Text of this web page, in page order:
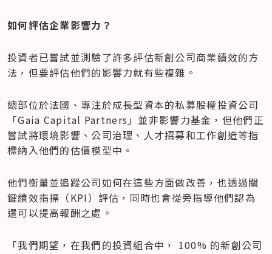
如何評估企業影響力？
投資者已嘗試並測驗了許多評估新創公司商業績效的方
法，但要評估他們的影響力就有些複雜。
總部位於法國、專注於成長型資本的私募股權投資公司
「Gaia Capital Partners」並非影響力基金，但他們正
嘗試將環境影響、公司治理、人才招募和工作創造等指
標納入他們的估價模型中。
他們衡量並追蹤公司如何在這些方面做改善，也透過關
鍵績效指摽（KPI）評估，同時也會從旁指導他們認為
還可以提高報酬之處。
「我們期望，在我們的投資組合中， 100% 的新創公司